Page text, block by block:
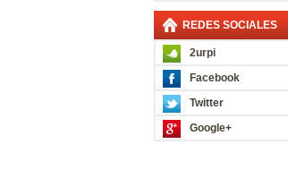
REDES SOCIALES
2urpi
Facebook
Twitter
Google+